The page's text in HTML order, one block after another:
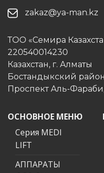
zakaz@ya-man.kz
ТОО «Семира
220540014230
Казахстан, г. Алматы
Бостандыкский район
Проспект Аль-
ОСНОВНОЕ МЕНЮ
Серия MEDI
LIFT
АППАРАТЫ